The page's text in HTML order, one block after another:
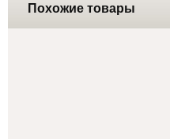
Похожие товары